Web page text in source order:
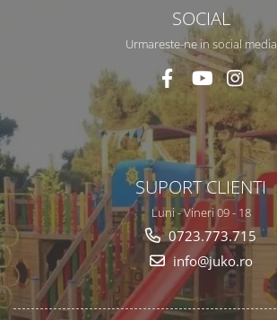
SOCIAL
Urmareste-ne in social media
SUPORT CLIENTI
Luni - Vineri 09 - 18
0723.773.715
info@juko.ro